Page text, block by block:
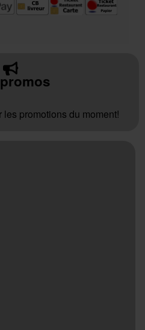
promotions du moment!